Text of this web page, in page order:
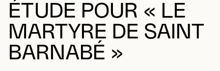
ÉTUDE POUR « LE
MARTYRE DE SAINT
BARNABÉ »